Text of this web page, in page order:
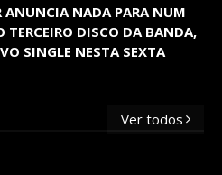
ANUNCIA NADA PARA NUM
TERCEIRO DISCO DA BANDA,
SINGLE NESTA SEXTA
Ver todos